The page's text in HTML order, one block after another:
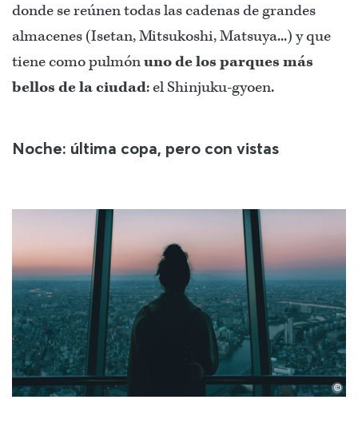
donde se reúnen todas las cadenas de grandes
almacenes (Isetan, Mitsukoshi, Matsuya...) y que
tiene como pulmónuno de los parques más
bellos de la ciudad: el Shinjuku-gyoen.
Noche: última copa, pero con vistas
©